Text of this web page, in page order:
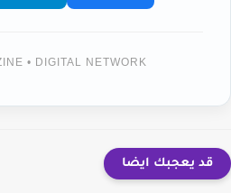
• DIGITAL NETWORK
قد يعجبك ايضا